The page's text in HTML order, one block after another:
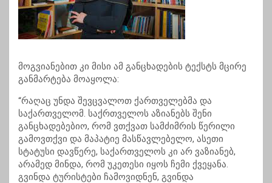
მოგვიანებით კი მისი ამ განცხადების ტექსტს მცირე
განმარტება მოაყოლა:
“რაღაც უნდა შევცვალოთ ქართველებმა და
საქართველომ. საქრთველოს აზიანებს შენი
განცხადებებიო, რომ ვთქვათ სამძიმრის წერილი
გამოვთქვი და მაპატიე მასწავლებელო, ასეთი
სტატუსი დავწერე, საქართველოს კი არ ვაზიანებ,
არამედ მინდა, რომ უკეთესი იყოს ჩემი ქვეყანა.
გვინდა ტურისტები ჩამოვიდნენ, გვინდა